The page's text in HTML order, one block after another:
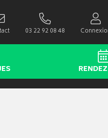
03 22 92 08 48